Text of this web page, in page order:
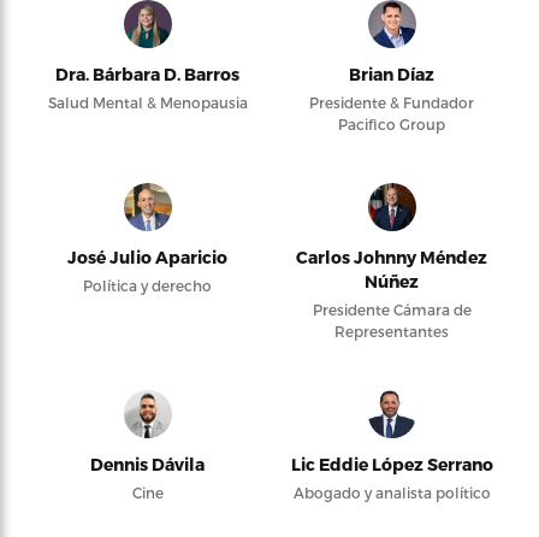
Dra. Bárbara D. Barros
Salud Mental & Menopausia
Brian Díaz
Presidente & Fundador
Pacifico Group
José Julio Aparicio
Política y derecho
Carlos Johnny Méndez
Núñez
Presidente Cámara de
Representantes
Dennis Dávila
Cine
Lic Eddie López Serrano
Abogado y analista político